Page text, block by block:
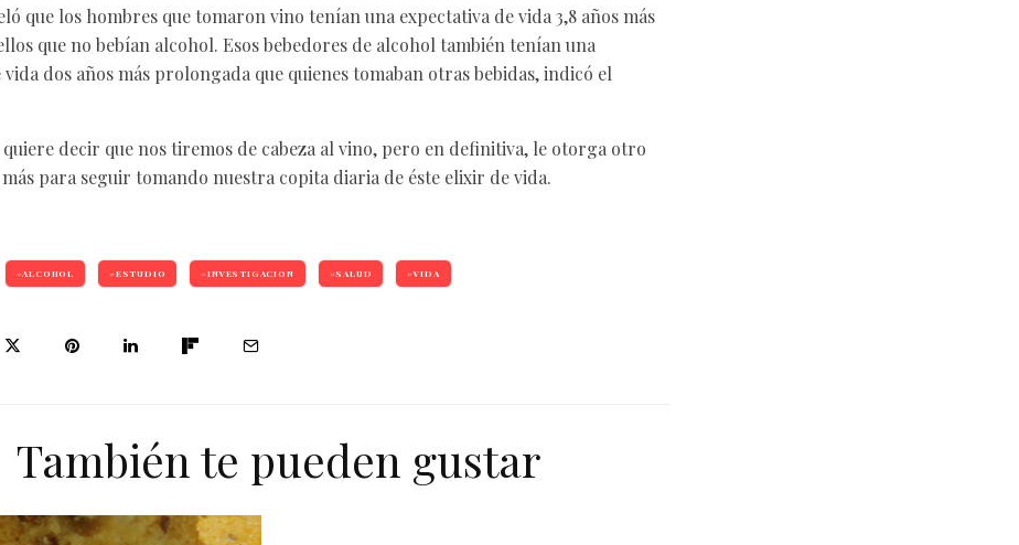
que los hombres que tomaron vino tenían una expectativa de vida 3,8 años más
que no bebían alcohol. Esos bebedores de alcohol también tenían una
vida dos años más prolongada que quienes tomaban otras bebidas, indicó el
decir que nos tiremos de cabeza al vino, pero en definitiva, le otorga otro
para seguir tomando nuestra copita diaria de éste elixir de vida.
ALCOHOL ESTUDIO INVESTIGACION SALUD VIDA
También te pueden gustar